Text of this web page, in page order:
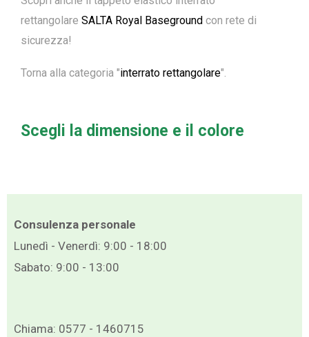
rettangolare SALTA Royal Baseground con rete di
sicurezza!
Torna alla categoria "interrato rettangolare".
Scegli la dimensione e il colore
Consulenza personale
Lunedì - Venerdì: 9:00 - 18:00
Sabato: 9:00 - 13:00
Chiama: 0577 - 1460715